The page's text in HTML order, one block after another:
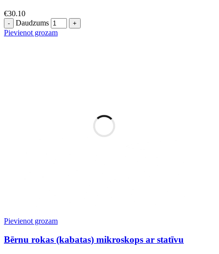
€30.10
Daudzums
Pievienot grozam
Pievienot grozam
Bērnu rokas (kabatas) mikroskops ar statīvu